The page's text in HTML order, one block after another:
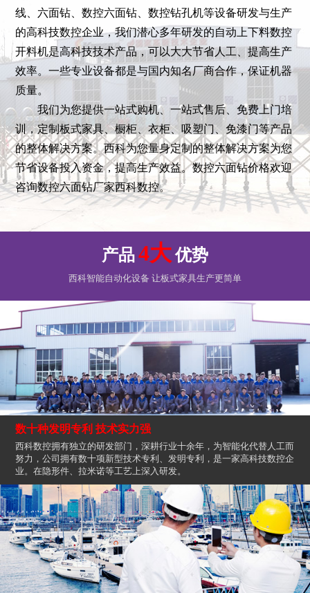
线、六面钻、数控六面钻、数控钻孔机等设备研发与生产
的高科技数控企业，我们潜心多年研发的自动上下料数控
开料机是高科技技术产品，可以大大节省人工、提高生产
效率。一些专业设备都是与国内知名厂商合作，保证机器
质量。
我们为您提供一站式购机、一站式售后、免费上门培
训，定制板式家具、橱柜、衣柜、吸塑门、免漆门等产品
的整体解决方案。西科为您量身定制的整体解决方案为您
节省设备投入资金，提高生产效益。数控六面钻价格欢迎
咨询数控六面钻厂家西科数控。
产品4大优势
西科智能自动化设备 让板式家具生产更简单
数十种发明专利 技术实力强
西科数控拥有独立的研发部门，深耕行业十余年，为智能化代替人工而
努力，公司拥有数十项新型技术专利、发明专利，是一家高科技数控企
业。在隐形件、拉米诺等工艺上深入研发。